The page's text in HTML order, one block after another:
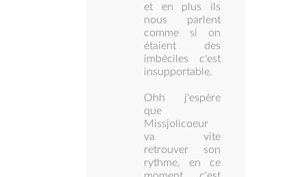
et en plus ils
nous parlent
comme si on
étaient des
imbéciles c'est
insupportable.
Ohh j'espère
que
Missjolicoeur
va vite
retrouver son
rythme, en ce